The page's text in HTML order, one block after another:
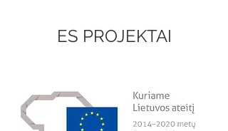
ES PROJEKTAI